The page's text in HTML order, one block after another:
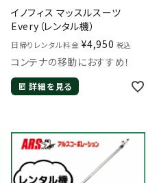
イノフィス マッスルスーツ
Every（レンタル機）
日帰りレンタル料金 ¥4,950 税込
コンテナの移動におすすめ！
詳細を見る